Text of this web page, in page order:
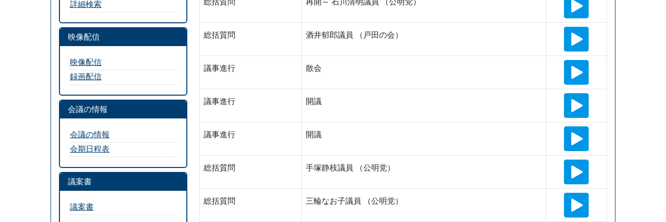
総括質問 酒井郁郎議員 （戸田の会）
議事進行 散会
議事進行 開議
議事進行 開議
総括質問 手塚静枝議員 （公明党）
総括質問 三輪なお子議員 （公明党）
詳細検索
映像配信
映像配信
録画配信
会議の情報
会議の情報
会期日程表
議案書
議案書